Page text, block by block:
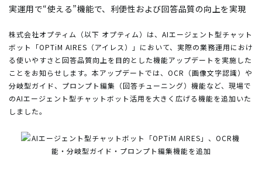
実運用で“使える”機能で、利便性および回答品質の向上を実現
株式会社オプティム（以下 オプティム）は、AIエージェント型チャット
ボット「OPTiM AIRES（アイレス）」において、実際の業務運用におけ
る使いやすさと回答品質向上を目的とした機能アップデートを実施した
ことをお知らせします。本アップデートでは、OCR（画像文字認識）や
分岐型ガイド、プロンプト編集（回答チューニング）機能など、現場で
のAIエージェント型チャットボット活用を大きく広げる機能を追加いた
しました。